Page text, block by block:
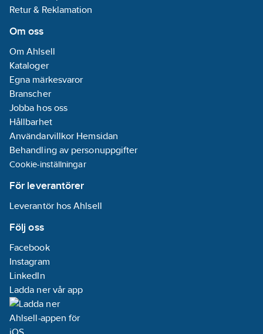
Retur & Reklamation
Om oss
Om Ahlsell
Kataloger
Egna märkesvaror
Branscher
Jobba hos oss
Hållbarhet
Användarvillkor Hemsidan
Behandling av personuppgifter
Cookie-inställningar
För leverantörer
Leverantör hos Ahlsell
Följ oss
Facebook
Instagram
LinkedIn
Ladda ner vår app